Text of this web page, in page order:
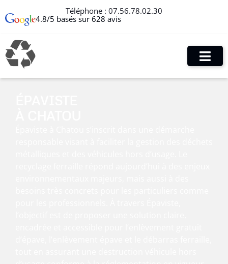
Téléphone : 07.56.78.02.30
4.8/5 basés sur 628 avis